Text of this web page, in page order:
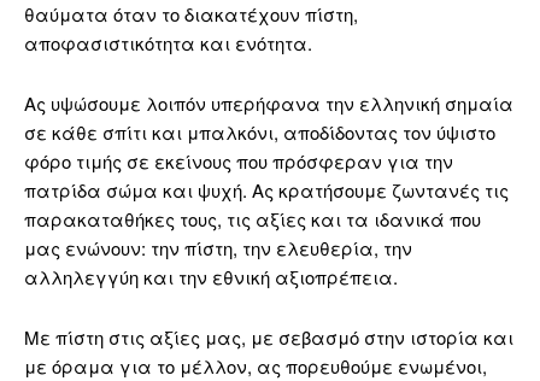
θαύματα όταν το διακατέχουν πίστη,
αποφασιστικότητα και ενότητα.
Ας υψώσουμε λοιπόν υπερήφανα την ελληνική σημαία
σε κάθε σπίτι και μπαλκόνι, αποδίδοντας τον ύψιστο
φόρο τιμής σε εκείνους που πρόσφεραν για την
πατρίδα σώμα και ψυχή. Ας κρατήσουμε ζωντανές τις
παρακαταθήκες τους, τις αξίες και τα ιδανικά που
μας ενώνουν: την πίστη, την ελευθερία, την
αλληλεγγύη και την εθνική αξιοπρέπεια.
Με πίστη στις αξίες μας, με σεβασμό στην ιστορία και
με όραμα για το μέλλον, ας πορευθούμε ενωμένοι,